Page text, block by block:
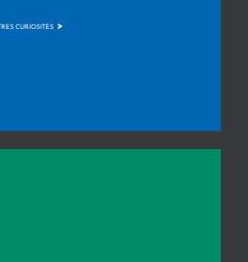
CURIOSITÉS >